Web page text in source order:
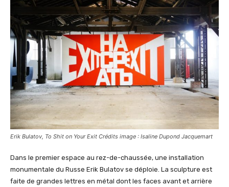
Erik Bulatov, To Shit on Your Exit Crédits image : Isaline Dupond Jacquemart
Dans le premier espace au rez-de-chaussée, une installation
monumentale du Russe Erik Bulatov se déploie. La sculpture est
faite de grandes lettres en métal dont les faces avant et arrière